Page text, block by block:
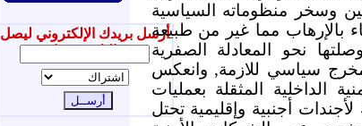
أرسل بريدك الإلكتروني ليصل
إليك جديدنا
وسخر منظوماته السياسية
بالإرهاب مما غير من طبيعة
نحو المعادلة الصفرية
سياسي للازمة, وانعكس
الداخلية المثقلة بعمليات
أجنبية وإقليمية تحتل